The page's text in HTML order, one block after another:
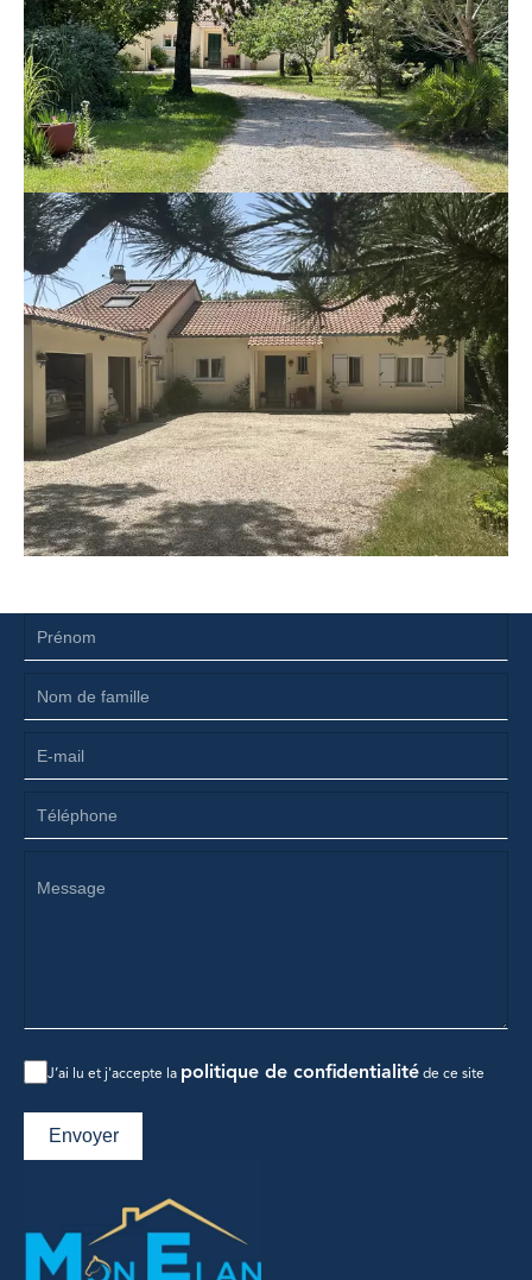
J’ai lu et j'accepte la politique de confidentialité de ce site
Envoyer